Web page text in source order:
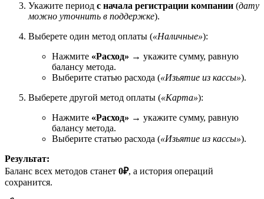
Укажите период с начала регистрации компании (дату
можно уточнить в поддержке).
Выберете один метод оплаты («Наличные»):
Нажмите «Расход» → укажите сумму, равную
балансу метода.
Выберите статью расхода («Изьятие из кассы»).
Выберете другой метод оплаты («Карта»):
Нажмите «Расход» → укажите сумму, равную
балансу метода.
Выберите статью расхода («Изьятие из кассы»).
Результат:
Баланс всех методов станет 0₽, а история операций
сохранится.